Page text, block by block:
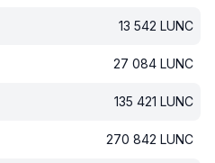
13 542 LUNC
27 084 LUNC
135 421 LUNC
270 842 LUNC